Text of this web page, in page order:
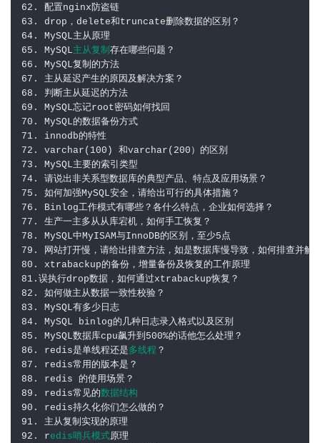
62. 配置nginx防盗链
63. drop，delete和truncate删除数据的区别？
64. MySQL主从原理
65. MySQL主从复制存在哪些问题？
66. MySQL复制的方法
67. 主从延迟产生的原因及解决方案？
68. 判断主从延迟的方法
69. MySQL忘记root密码如何找回
70. MySQL的数据备份方式
71. innodb的特性
72. varchar(100) 和varchar(200）的区别
73. MySQL主要的索引类型
74. 请说出非关系型数据库的典型产品、特点及应用场景？
75. 如何加强MySQL安全，请给出可行的具体措施？
76. Binlog工作模式有哪些？各什么特点，企业如何选择？
77. 生产一主多从从库宕机，如何手工恢复？
78. MySQL中MyISAM与InnoDB的区别，至少5点
79. 网站打开慢，请给出排查方法，如是数据库慢导致，如何排查并解
80. xtrabackup的备份，增量备份及恢复的工作原理
81.误执行drop数据，如何通过xtrabackup恢复？
82. 如何做主从数据一致性校验？
83. MySQL有多少日志
84. MySQL binlog的几种日志录入格式以及区别
85. MySQL数据库cpu飙升到500%的话他怎么处理？
86. redis是单线程还是多线程 ？
87. redis常用的版本是？
88. redis 的使用场景？
89. redis常见的数据结构
90. redis持久化你们怎么做的？
91. 主从复制实现的原理
92. redis哨兵模式原理